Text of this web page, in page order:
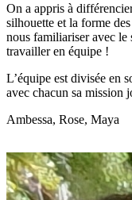
On a appris à
silhouette et la forme
nous familiariser avec le
travailler en équipe !
L’équipe est divisée en
avec chacun sa mission
Ambessa, Rose, Maya